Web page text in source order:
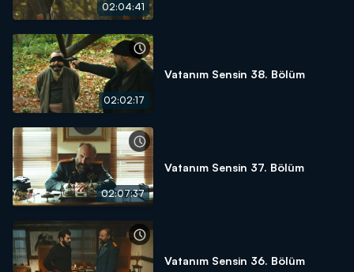
02:04:41
02:02:17
Vatanım Sensin 38. Bölüm
02:07:37
Vatanım Sensin 37. Bölüm
Vatanım Sensin 36. Bölüm